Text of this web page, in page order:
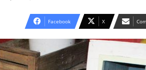
Facebook X